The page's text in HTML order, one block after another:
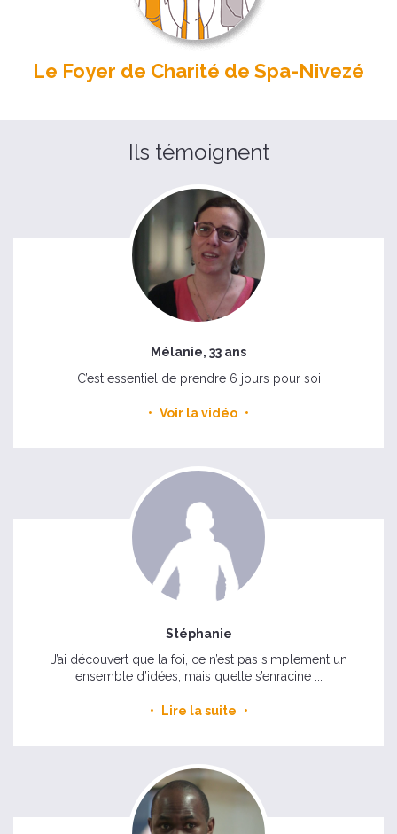
Le Foyer de Charité de Spa-Nivezé
Ils témoignent
Mélanie, 33 ans
C’est essentiel de prendre 6 jours pour soi
Voir la vidéo
Stéphanie
J’ai découvert que la foi, ce n’est pas simplement un
ensemble d’idées, mais qu’elle s’enracine ...
Lire la suite